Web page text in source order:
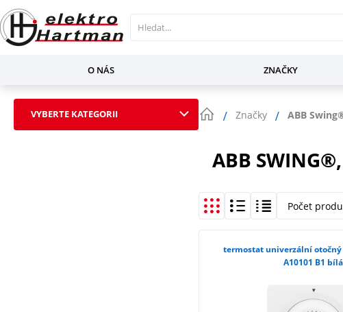
O NÁS ZNAČKY
VYBERTE KATEGORII Značky ABB
ABB
Počet
termostat univerzální otočný
A10101 B1 bílá